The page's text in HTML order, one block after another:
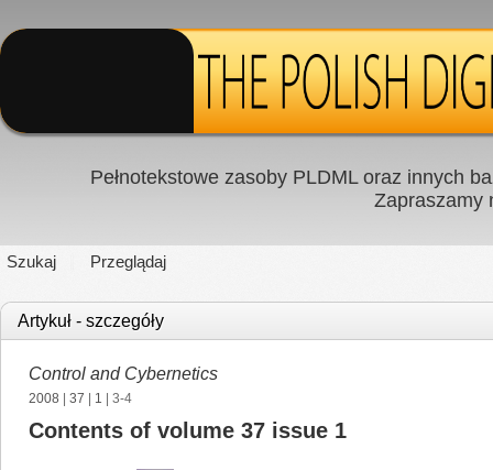
Pełnotekstowe zasoby PLDML oraz innych
Zapraszamy
Szukaj Przeglądaj
Artykuł - szczegóły
Control and Cybernetics
2008 37 1 | 3-4
Contents of volume 37 issue 1